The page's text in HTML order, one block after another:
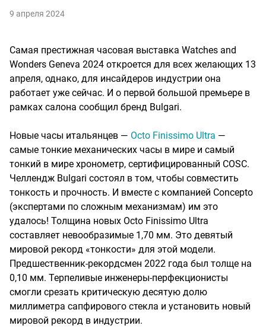
9 апреля 2024
Самая престижная часовая выставка Watches and
Wonders Geneva 2024 откроется для всех желающих 13
апреля, однако, для инсайдеров индустрии она
работает уже сейчас. И о первой большой премьере в
рамках салона сообщил бренд Bulgari.
Новые часы итальянцев — Octo Finissimo Ultra —
самые тонкие механических часы в мире и самый
тонкий в мире хронометр, сертифицированный COSC.
Челлендж Bulgari состоял в том, чтобы совместить
тонкость и прочность. И вместе с компанией Concepto
(экспертами по сложным механизмам) им это
удалось! Толщина новых Octo Finissimo Ultra
составляет невообразимые 1,70 мм. Это девятый
мировой рекорд «тонкости» для этой модели.
Предшественник-рекордсмен 2022 года был толще на
0,10 мм. Терпеливые инженеры-перфекционисты
смогли срезать критическую десятую долю
миллиметра сапфирового стекла и установить новый
мировой рекорд в индустрии.